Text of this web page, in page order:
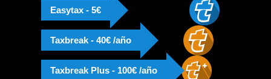
Easytax - 5€
Taxbreak - 40€ /año
Taxbreak Plus - 100€ /año